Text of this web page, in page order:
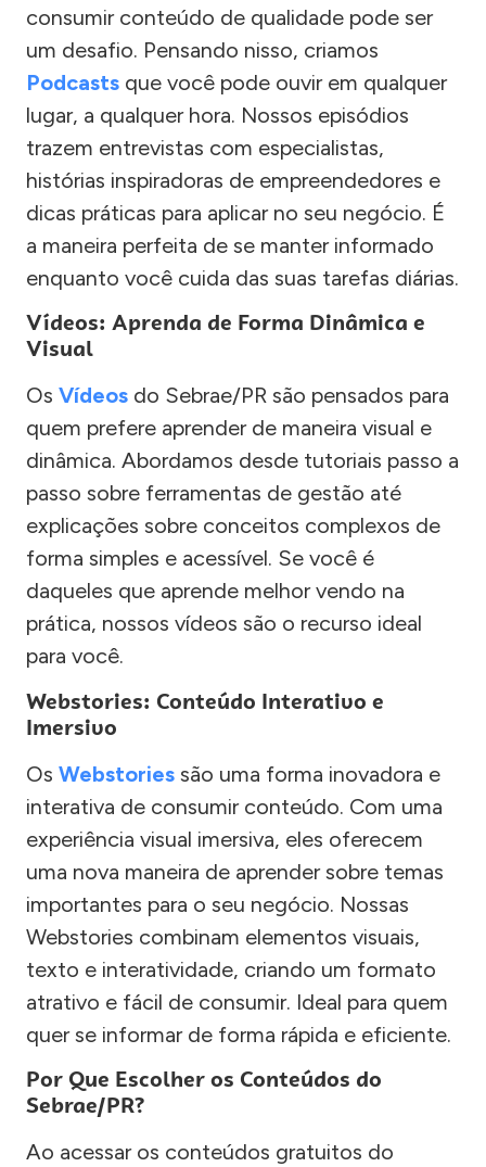
consumir conteúdo de qualidade pode ser
um desafio. Pensando nisso, criamos
Podcasts que você pode ouvir em qualquer
lugar, a qualquer hora. Nossos episódios
trazem entrevistas com especialistas,
histórias inspiradoras de empreendedores e
dicas práticas para aplicar no seu negócio. É
a maneira perfeita de se manter informado
enquanto você cuida das suas tarefas diárias.
Vídeos: Aprenda de Forma Dinâmica e
Visual
Os Vídeos do Sebrae/PR são pensados para
quem prefere aprender de maneira visual e
dinâmica. Abordamos desde tutoriais passo a
passo sobre ferramentas de gestão até
explicações sobre conceitos complexos de
forma simples e acessível. Se você é
daqueles que aprende melhor vendo na
prática, nossos vídeos são o recurso ideal
para você.
Webstories: Conteúdo Interativo e
Imersivo
Os Webstories são uma forma inovadora e
interativa de consumir conteúdo. Com uma
experiência visual imersiva, eles oferecem
uma nova maneira de aprender sobre temas
importantes para o seu negócio. Nossas
Webstories combinam elementos visuais,
texto e interatividade, criando um formato
atrativo e fácil de consumir. Ideal para quem
quer se informar de forma rápida e eficiente.
Por Que Escolher os Conteúdos do
Sebrae/PR?
Ao acessar os conteúdos gratuitos do